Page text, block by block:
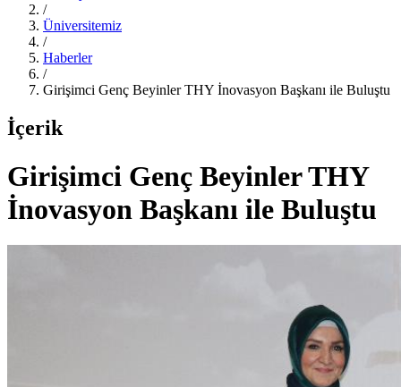
/
Üniversitemiz
/
Haberler
/
Girişimci Genç Beyinler THY İnovasyon Başkanı ile Buluştu
İçerik
Girişimci Genç Beyinler THY
İnovasyon Başkanı ile Buluştu